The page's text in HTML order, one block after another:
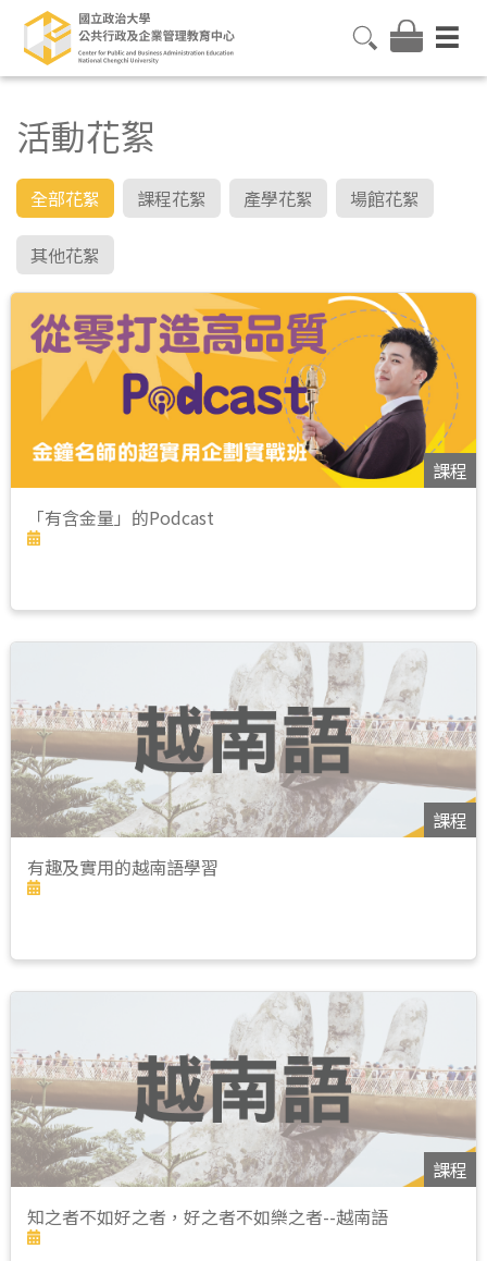
活動花絮
全部花絮 課程花絮 產學花絮 場館花絮
其他花絮
課程
「有含金量」的Podcast
課程
有趣及實用的越南語學習
課程
知之者不如好之者，好之者不如樂之者--越南語